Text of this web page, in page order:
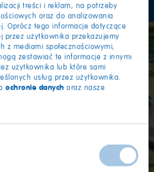
treści i reklam, na potrzeby
oraz do analizowania
Oprócz tego informacje dotyczące
przez użytkownika przekazujemy
z mediami społecznościowymi,
zestawiać te informacje z innymi
użytkownika lub które sami
usług przez użytkownika.
ochronie danych oraz nasze